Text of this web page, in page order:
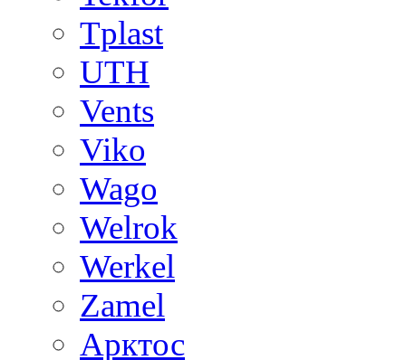
Tplast
UTH
Vents
Viko
Wago
Welrok
Werkel
Zamel
Арктос